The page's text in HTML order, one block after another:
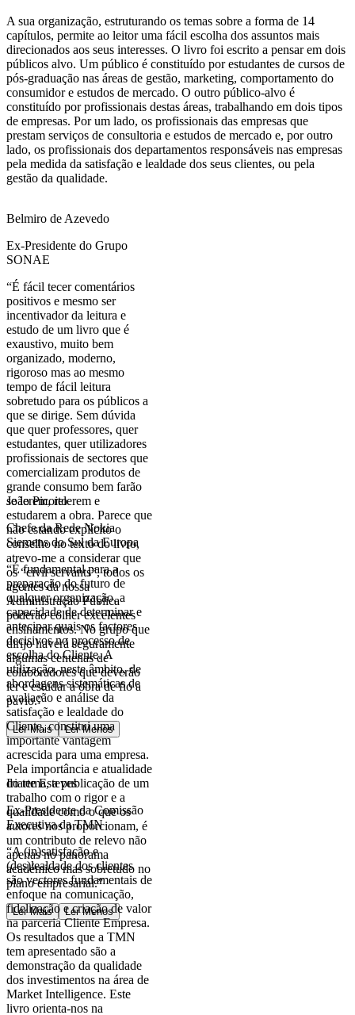
A sua organização, estruturando os temas sobre a forma de 14
capítulos, permite ao leitor uma fácil escolha dos assuntos mais
direcionados aos seus interesses. O livro foi escrito a pensar em dois
públicos alvo. Um público é constituído por estudantes de cursos de
pós-graduação nas áreas de gestão, marketing, comportamento do
consumidor e estudos de mercado. O outro público-alvo é
constituído por profissionais destas áreas, trabalhando em dois tipos
de empresas. Por um lado, os profissionais das empresas que
prestam serviços de consultoria e estudos de mercado e, por outro
lado, os profissionais dos departamentos responsáveis nas empresas
pela medida da satisfação e lealdade dos seus clientes, ou pela
gestão da qualidade.
Belmiro de Azevedo
Ex-Presidente do Grupo
SONAE
“É fácil tecer comentários
positivos e mesmo ser
incentivador da leitura e
estudo de um livro que é
exaustivo, muito bem
organizado, moderno,
rigoroso mas ao mesmo
tempo de fácil leitura
sobretudo para os públicos a
que se dirige. Sem dúvida
que quer professores, quer
estudantes, quer utilizadores
profissionais de sectores que
comercializam produtos de
grande consumo bem farão
se lerem, relerem e
estudarem a obra. Parece que
não estando explícito o
conselho no texto do livro,
atrevo-me a considerar que
os “civil servants”, todos os
agentes da nossa
Administração Pública
poderão colher excelentes
ensinamentos. No grupo que
dirijo haverá seguramente
algumas centenas de
colaboradores que deverão
ler e estudar a obra de fio a
pavio.”
Ler Mais Ler Menos
João Picoito
Chefe da Rede Nokia
Siemens do Sul da Europa
“É fundamental para a
preparação do futuro de
qualquer organização, a
capacidade de determinar e
antecipar quais os factores
decisivos no processo de
escolha do Cliente. A
utilização, neste âmbito, de
abordagens sistemáticas de
avaliação e análise da
satisfação e lealdade do
Cliente, constitui uma
importante vantagem
acrescida para uma empresa.
Pela importância e atualidade
do tema, a publicação de um
trabalho com o rigor e a
qualidade como o que os
autores nos proporcionam, é
um contributo de relevo não
apenas no panorama
académico mas sobretudo no
plano empresarial.”
Ler Mais Ler Menos
Iriarte Esteves
Ex-Presidente da Comissão
Executiva da TMN
“A (in)satisfação e
(des)lealdade dos clientes
são vectores fundamentais de
enfoque na comunicação,
fidelização e criação de valor
na parceria Cliente Empresa.
Os resultados que a TMN
tem apresentado são a
demonstração da qualidade
dos investimentos na área de
Market Intelligence. Este
livro orienta-nos na